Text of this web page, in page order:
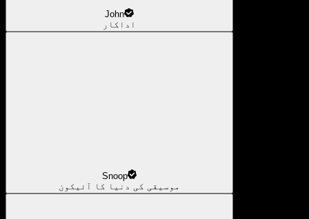
John
اداکار
Snoop
موسیقی کی دنیا کا آئیکون